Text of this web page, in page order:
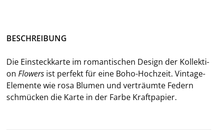
BE­SCHREI­BUNG
Die Ein­steck­kar­te im ro­man­ti­schen De­sign der Kol­lek­ti­
on Flowers ist per­fekt für eine Boho-​Hochzeit. Vintage-​
Elemente wie rosa Blu­men und ver­träum­te Fe­dern
schmü­cken die Karte in der Farbe Kraft­pa­pier.